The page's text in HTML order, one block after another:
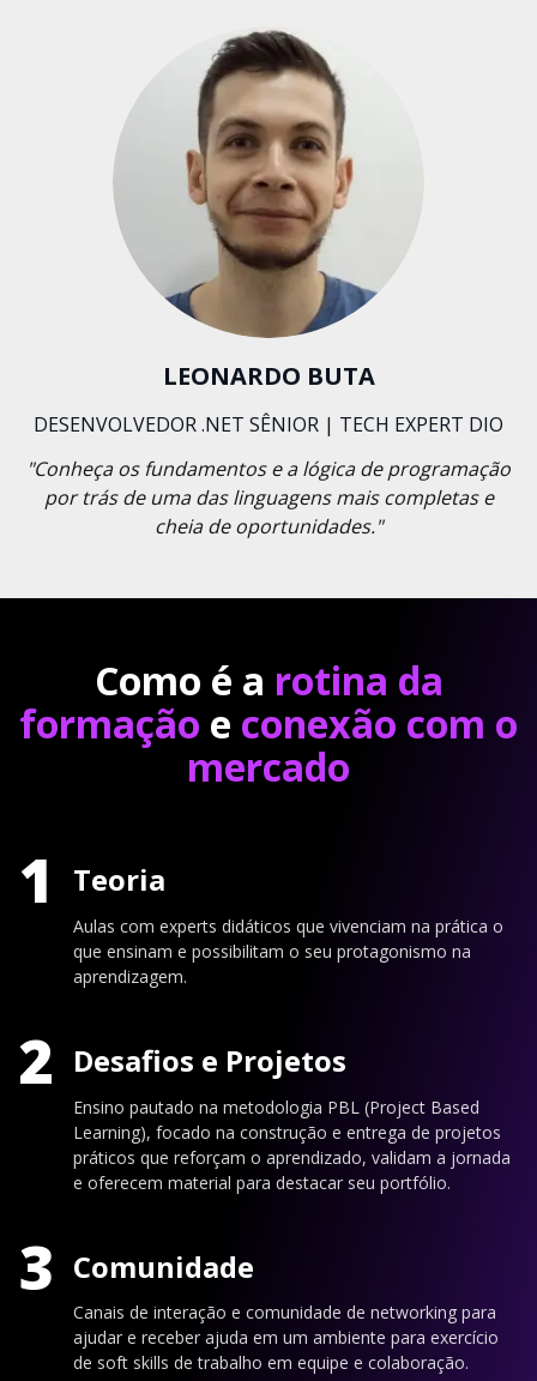
LEONARDO BUTA
DESENVOLVEDOR .NET SÊNIOR | TECH EXPERT DIO
"Conheça os fundamentos e a lógica de programação
por trás de uma das linguagens mais completas e
cheia de oportunidades."
Como é a rotina da
formação e conexão com o
mercado
1 Teoria
Aulas com experts didáticos que vivenciam na prática o
que ensinam e possibilitam o seu protagonismo na
aprendizagem.
2 Desafios e Projetos
Ensino pautado na metodologia PBL (Project Based
Learning), focado na construção e entrega de projetos
práticos que reforçam o aprendizado, validam a jornada
e oferecem material para destacar seu portfólio.
3 Comunidade
Canais de interação e comunidade de networking para
ajudar e receber ajuda em um ambiente para exercício
de soft skills de trabalho em equipe e colaboração.